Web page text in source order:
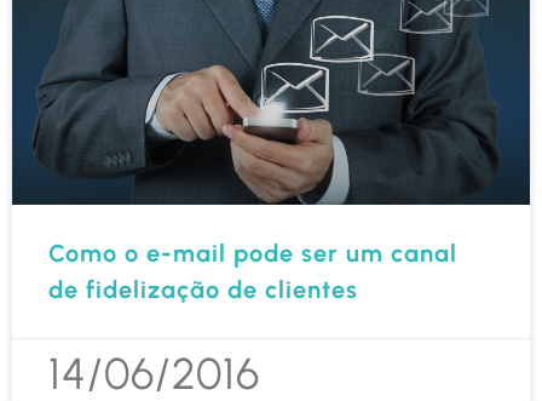
Como o e-mail pode ser um canal
de fidelização de clientes
14/06/2016